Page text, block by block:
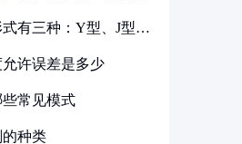
有三种：Y型、J型、
许误差是多少
常见模式
种类